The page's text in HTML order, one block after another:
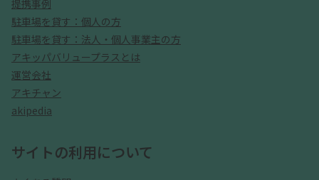
提携事例
駐車場を貸す：個人の方
駐車場を貸す：法人・個人事業主の方
アキッパバリュープラスとは
運営会社
アキチャン
akipedia
サイトの利用について